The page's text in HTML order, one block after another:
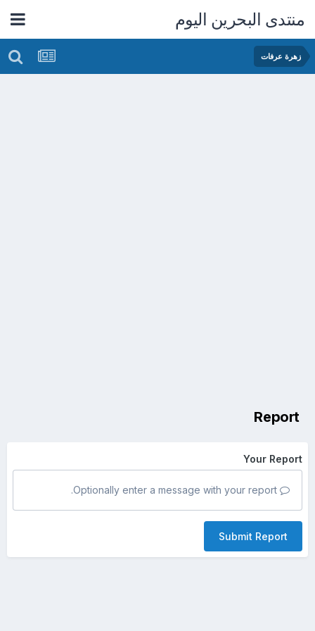
منتدى البحرين اليوم
زهرة عرفات
Report
Your Report
Submit Report